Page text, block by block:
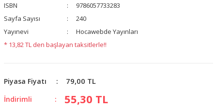
ISBN
9786057733283
Sayfa Sayısı
240
Yayınevi
Hocawebde Yayınları
* 13,82 TL den başlayan taksitlerle!!
Piyasa Fiyatı 79,00 TL
İndirimli 55,30 TL